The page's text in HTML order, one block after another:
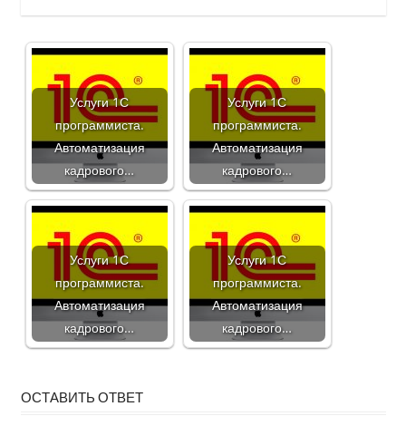
Услуги 1С
программиста.
Автоматизация
кадрового…
Услуги 1С
программиста.
Автоматизация
кадрового…
Услуги 1С
программиста.
Автоматизация
кадрового…
Услуги 1С
программиста.
Автоматизация
кадрового…
ОСТАВИТЬ ОТВЕТ